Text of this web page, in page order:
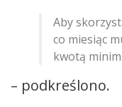
Aby
co miesiąc
kwotą
– podkreślono.